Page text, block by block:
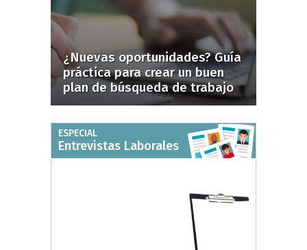
¿Nuevas oportunidades? Guía
práctica para crear un buen
plan de búsqueda de trabajo
ESPECIAL
Entrevistas Laborales